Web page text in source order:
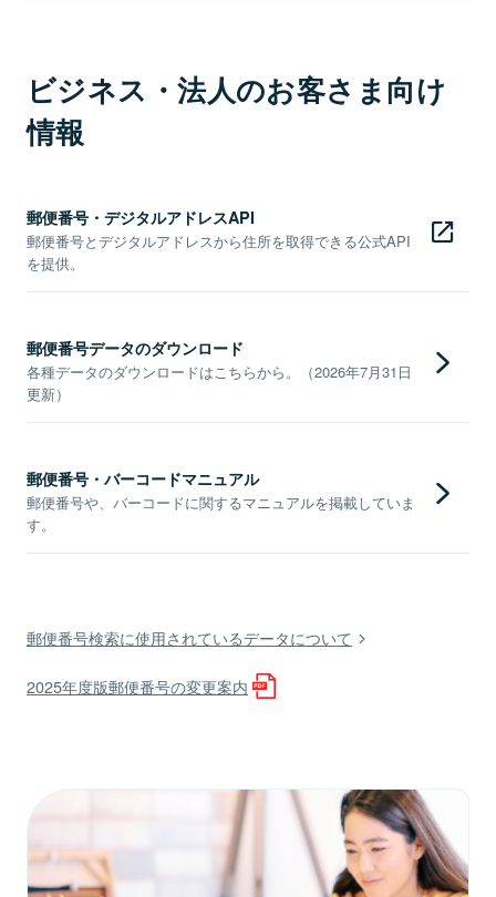
ビジネス・法人のお客さま向け
情報
郵便番号・デジタルアドレスAPI
郵便番号とデジタルアドレスから住所を取得できる公式API
を提供。
郵便番号データのダウンロード
各種データのダウンロードはこちらから。（2026年7月31日
更新）
郵便番号・バーコードマニュアル
郵便番号や、バーコードに関するマニュアルを掲載していま
す。
郵便番号検索に使用されているデータについて
2025年度版郵便番号の変更案内